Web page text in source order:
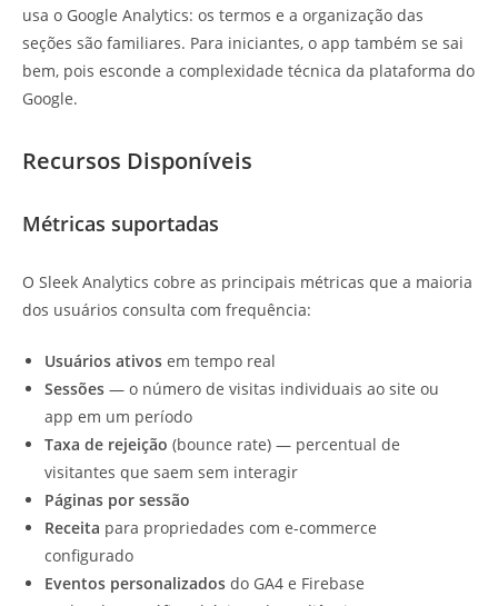
usa o Google Analytics: os termos e a organização das
seções são familiares. Para iniciantes, o app também se sai
bem, pois esconde a complexidade técnica da plataforma do
Google.
Recursos Disponíveis
Métricas suportadas
O Sleek Analytics cobre as principais métricas que a maioria
dos usuários consulta com frequência:
Usuários ativos em tempo real
Sessões — o número de visitas individuais ao site ou
app em um período
Taxa de rejeição (bounce rate) — percentual de
visitantes que saem sem interagir
Páginas por sessão
Receita para propriedades com e-commerce
configurado
Eventos personalizados do GA4 e Firebase